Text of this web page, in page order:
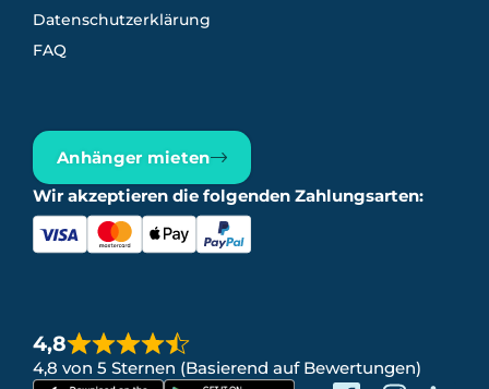
Datenschutzerklärung
FAQ
Anhänger mieten
Wir akzeptieren die folgenden Zahlungsarten:
4,8
4,8 von 5 Sternen (Basierend auf Bewertungen)